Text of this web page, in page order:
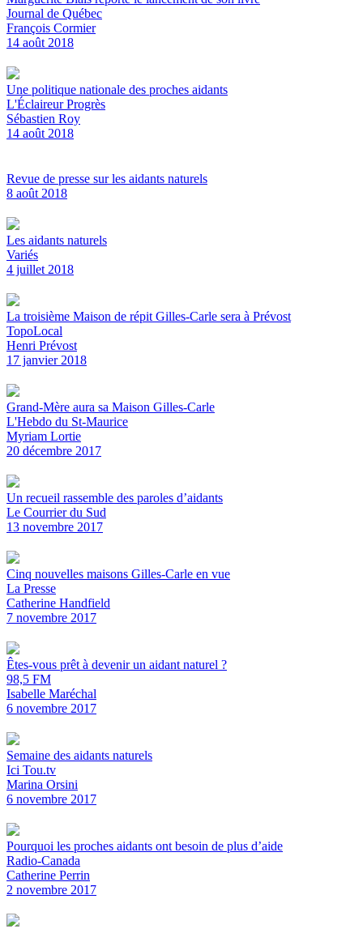
Journal de Québec
François Cormier
14 août 2018
Une politique nationale des proches aidants
L'Éclaireur Progrès
Sébastien Roy
14 août 2018
Revue de presse sur les aidants naturels
8 août 2018
Les aidants naturels
Variés
4 juillet 2018
La troisième Maison de répit Gilles-Carle sera à Prévost
TopoLocal
Henri Prévost
17 janvier 2018
Grand-Mère aura sa Maison Gilles-Carle
L'Hebdo du St-Maurice
Myriam Lortie
20 décembre 2017
Un recueil rassemble des paroles d’aidants
Le Courrier du Sud
13 novembre 2017
Cinq nouvelles maisons Gilles-Carle en vue
La Presse
Catherine Handfield
7 novembre 2017
Êtes-vous prêt à devenir un aidant naturel ?
98,5 FM
Isabelle Maréchal
6 novembre 2017
Semaine des aidants naturels
Ici Tou.tv
Marina Orsini
6 novembre 2017
Pourquoi les proches aidants ont besoin de plus d’aide
Radio-Canada
Catherine Perrin
2 novembre 2017